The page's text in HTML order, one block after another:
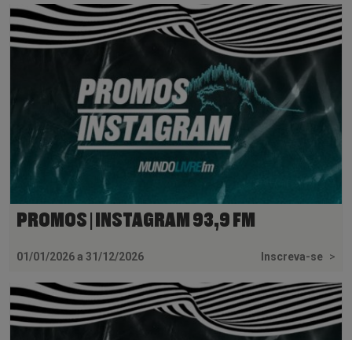
PROMOS | INSTAGRAM 93,9 FM
01/01/2026 a 31/12/2026 Inscreva-se >